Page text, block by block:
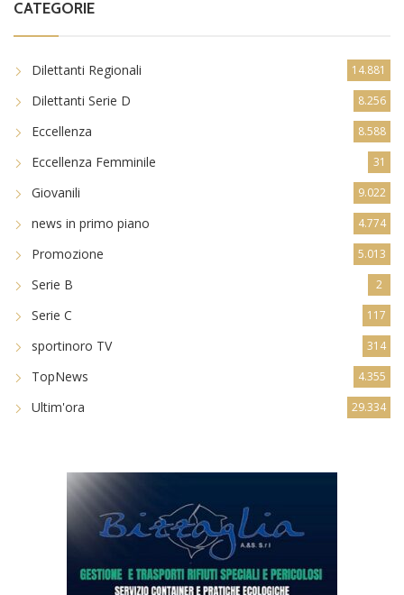
CATEGORIE
Dilettanti Regionali 14.881
Dilettanti Serie D 8.256
Eccellenza 8.588
Eccellenza Femminile 31
Giovanili 9.022
news in primo piano 4.774
Promozione 5.013
Serie B 2
Serie C 117
sportinoro TV 314
TopNews 4.355